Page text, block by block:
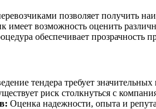
позволяет получить
имеет возможность оценить
обеспечивает прозрачность
тендера требует
риск столкнуться с
Оценка надежности, опыта и